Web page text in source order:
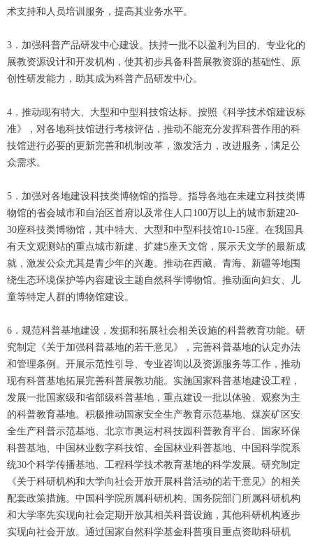
术支持和人员培训服务，提高其业务水平。
3．加强科普产品研发中心建设。扶持一批不以盈利为目的、专业化的
展教资源设计和开发机构，使其初步具备科普展教资源的基础性、原
创性研发能力，助其成为科普产品研发中心。
4．推动现有特大、大型和中型科技馆达标。按照《科学技术馆建设标
准》，对各地科技馆进行考核评估，推动不能充分发挥科普作用的科
技馆进行必要的更新完善和机制改革，激发活力，改进服务，满足公
众需求。
5．加强对各地建设科技类博物馆的指导。指导各地在未建立科技类博
物馆的省会城市和自治区首府以及常住人口100万以上的城市新建20-
30座科技类博物馆，其中特大、大型和中型科技馆10-15座。在我国具
有天文观测站的重点城市新建、扩建5座天文馆，展示天文学的最新成
就，激发公众尤其是青少年的兴趣。推动在西藏、青海、新疆等地围
绕生态环境保护等内容建设主题自然科学博物馆。推动面向妇女、儿
童等特定人群的博物馆建设。
6．规范科普基地建设，发掘和拓展社会相关设施的科普教育功能。研
究制定《关于加强科普基地的若干意见》，完善科普基地的认定办法
和管理条例。开展示范性引导、专业咨询以及资源服务等工作，推动
现有科普基地拓展完善科普展教功能。实施国家科普基地建设工程，
发展一批国家级和省部级科普基地，重点建设一批以体验、观察为主
的科普教育基地。积极推动国家安全生产教育示范基地、煤炭矿区安
全生产科普示范基地、北京市奥运村科技园科普教育平台、国家环保
科普基地、中国林业数字科技馆、全国林业科普基地、中国科学院系
统30个科学传播基地、工程科学技术教育基地的科学发展。研究制定
《关于科研机构和大学向社会开放开展科普活动的若干意见》的相关
配套政策措施。中国科学院所属科研机构、国务院部门所属科研机构
和大学率先实现向社会定期开放其相关科普设施，其他科研机构逐步
实现向社会开放。通过国家自然科学基金科普项目重点资助科研机